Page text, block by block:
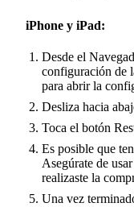
iPhone y iPad:
Desde el
configuración de
para abrir la
Desliza hacia
Toca el botón
Es posible que
Asegúrate de
realizaste la
Una vez